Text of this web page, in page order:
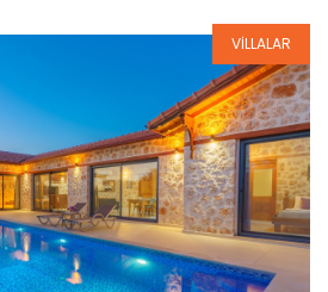
Rezervasyon
VİLLALAR